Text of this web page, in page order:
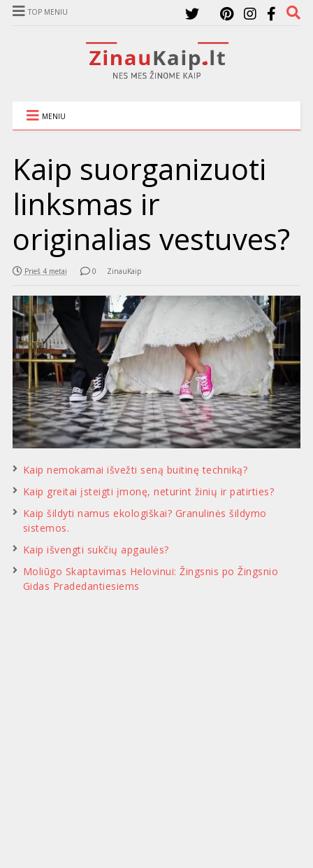
TOP MENIU
MENIU
Kaip suorganizuoti
linksmas ir
originalias vestuves?
Prieš 4 metai 0 ZinauKaip
Kaip nemokamai išvežti seną buitinę techniką?
Kaip greitai įsteigti įmonę, neturint žinių ir patirties?
Kaip šildyti namus ekologiškai? Granulinės šildymo
sistemos.
Kaip išvengti sukčių apgaulės?
Moliūgo Skaptavimas Helovinui: Žingsnis po Žingsnio
Gidas Pradedantiesiems